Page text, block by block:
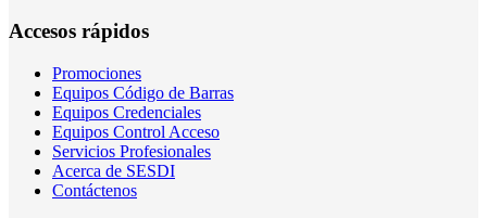
Accesos rápidos
Promociones
Equipos Código de Barras
Equipos Credenciales
Equipos Control Acceso
Servicios Profesionales
Acerca de SESDI
Contáctenos